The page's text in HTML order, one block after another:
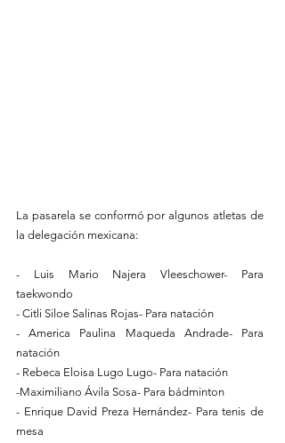
La pasarela se conformó por algunos atletas de
la delegación mexicana:
- Luis Mario Najera Vleeschower- Para
taekwondo
- Citli Siloe Salinas Rojas- Para natación
- America Paulina Maqueda Andrade- Para
natación
- Rebeca Eloisa Lugo Lugo- Para natación
-Maximiliano Ávila Sosa- Para bádminton
- Enrique David Preza Hernández- Para tenis de
mesa